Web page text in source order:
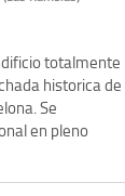
totalmente
historica de
Se
en pleno